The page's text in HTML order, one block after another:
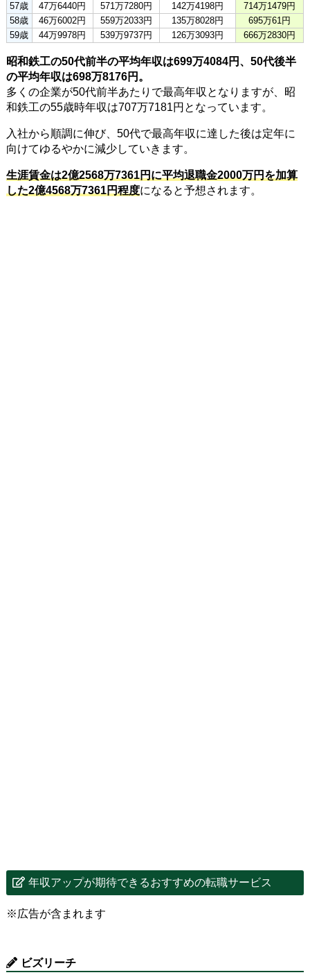
57歳
47万6440円 571万7280円 142万4198円
714万1479円
58歳
46万6002円 559万2033円 135万8028円
695万61円
59歳
44万9978円 539万9737円 126万3093円 666万2830円
昭和鉄工の50代前半の平均年収は699万4084円、50代後半
の平均年収は698万8176円。
多くの企業が50代前半あたりで最高年収となりますが、昭
和鉄工の55歳時年収は707万7181円となっています。
入社から順調に伸び、50代で最高年収に達した後は定年に
向けてゆるやかに減少していきます。
生涯賃金は2億2568万7361円に平均退職金2000万円を加算
した2億4568万7361円程度になると予想されます。
年収アップが期待できるおすすめの転職サービス
※広告が含まれます
ビズリーチ